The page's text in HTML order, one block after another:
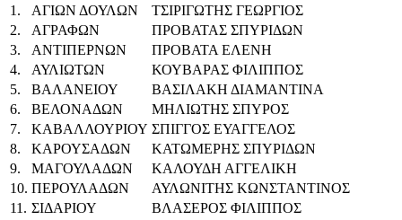
1.
ΑΓΙΩΝ ΔΟΥΛΩΝ
ΤΣΙΡΙΓΩΤΗΣ ΓΕΩΡΓΙΟΣ
2.
ΑΓΡΑΦΩΝ
ΠΡΟΒΑΤΑΣ ΣΠΥΡΙΔΩΝ
3.
ΑΝΤΙΠΕΡΝΩΝ
ΠΡΟΒΑΤΑ ΕΛΕΝΗ
4.
ΑΥΛΙΩΤΩΝ
ΚΟΥΒΑΡΑΣ ΦΙΛΙΠΠΟΣ
5.
ΒΑΛΑΝΕΙΟΥ
ΒΑΣΙΛΑΚΗ ΔΙΑΜΑΝΤΙΝΑ
6.
ΒΕΛΟΝΑΔΩΝ
ΜΗΛΙΩΤΗΣ ΣΠΥΡΟΣ
7.
ΚΑΒΑΛΛΟΥΡΙΟΥ ΣΠΙΓΓΟΣ ΕΥΑΓΓΕΛΟΣ
8.
ΚΑΡΟΥΣΑΔΩΝ
ΚΑΤΩΜΕΡΗΣ ΣΠΥΡΙΔΩΝ
9.
ΜΑΓΟΥΛΑΔΩΝ
ΚΑΛΟΥΔΗ ΑΓΓΕΛΙΚΗ
10. ΠΕΡΟΥΛΑΔΩΝ
ΑΥΛΩΝΙΤΗΣ ΚΩΝΣΤΑΝΤΙΝΟΣ
11. ΣΙΔΑΡΙΟΥ
ΒΛΑΣΕΡΟΣ ΦΙΛΙΠΠΟΣ